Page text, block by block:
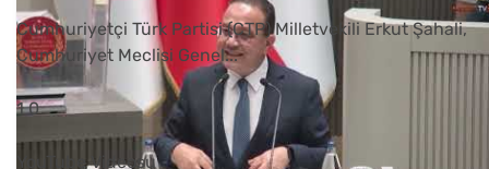
Cumhuriyetçi Türk Partisi (CTP) Milletvekili Erkut Şahali,
Cumhuriyet Meclisi Genel...
1 0
YouTube Videosu